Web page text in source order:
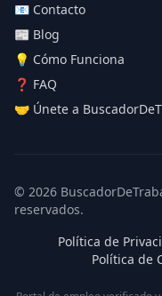
📧 Contacto
📰 Blog
💡 Cómo Funciona
❓ FAQ
🤝 Únete a
© 2026
reservados.
Política de
Política de